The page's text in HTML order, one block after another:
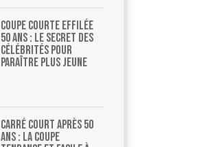
Coupe courte effilée
50 ans : le secret des
célébrités pour
paraître plus jeune
Carré court après 50
ans : la coupe